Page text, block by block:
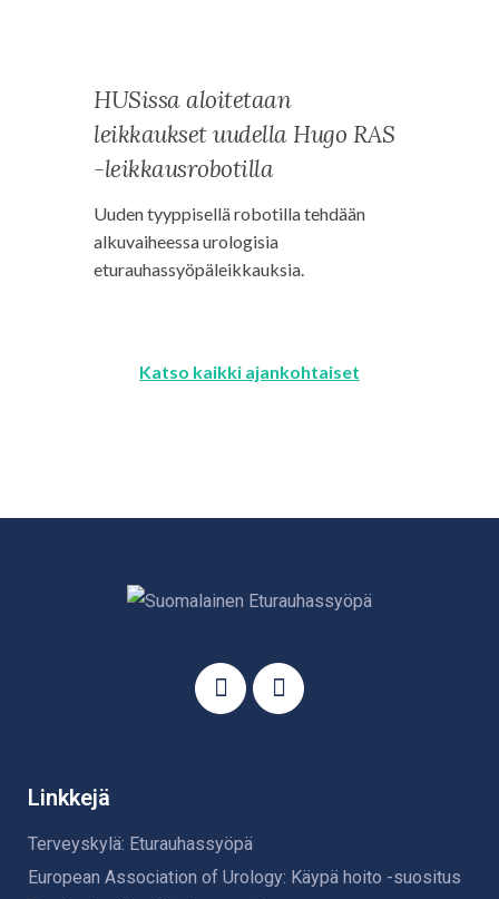
HUSissa aloitetaan
leikkaukset uudella Hugo RAS
-leikkausrobotilla
Uuden tyyppisellä robotilla tehdään
alkuvaiheessa urologisia
eturauhassyöpäleikkauksia.
Katso kaikki ajankohtaiset
Linkkejä
Terveyskylä: Eturauhassyöpä
European Association of Urology: Käypä hoito -suositus